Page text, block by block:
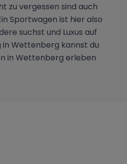
zu vergessen sind auch
Sportwagen ist hier also
suchst und Luxus auf
Wettenberg kannst du
in Wettenberg erleben